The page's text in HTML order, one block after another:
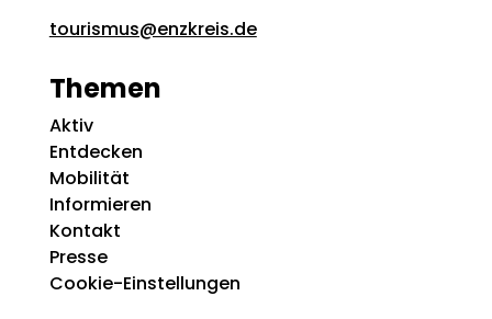
tourismus@enzkreis.de
Themen
Aktiv
Entdecken
Mobilität
Informieren
Kontakt
Presse
Cookie-Einstellungen